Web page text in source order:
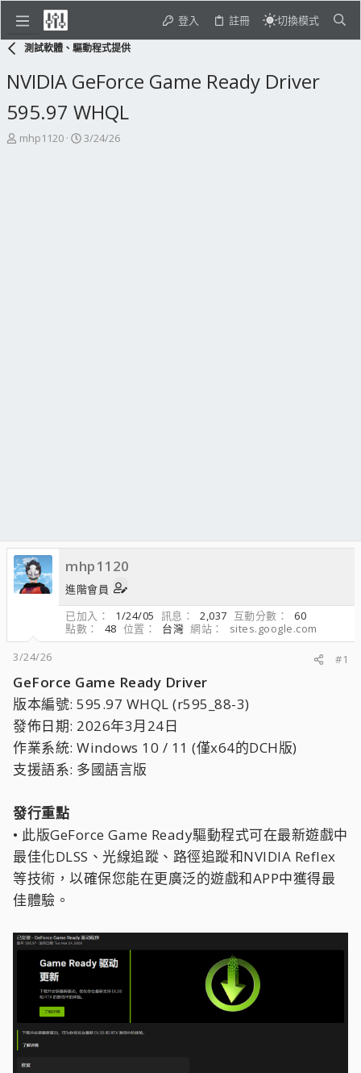
登入 註冊 切換模式
測試軟體、驅動程式提供
NVIDIA GeForce Game Ready Driver
595.97 WHQL
主
mhp1120
開
3/24/26
mhp1120
進階會員
已加入
1/24/05 訊息 2,037 互動分數
60
點數
48 位置 台灣 網站
sites.google.com
3/24/26
#1
GeForce Game Ready Driver
版本編號: 595.97 WHQL (r595_88-3)
發佈日期: 2026年3月24日
作業系統: Windows 10 / 11 (僅x64的DCH版)
支援語系: 多國語言版
發行重點
• 此版GeForce Game Ready驅動程式可在最新遊戲中
最佳化DLSS、光線追蹤、路徑追蹤和NVIDIA Reflex
等技術，以確保您能在更廣泛的遊戲和APP中獲得最
佳體驗。